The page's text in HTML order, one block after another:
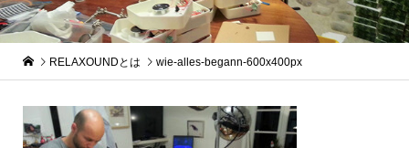
RELAXOUNDとは wie-alles-begann-600x400px